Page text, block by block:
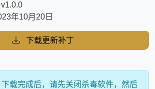
年10月20日
下载更新补丁
下载完成后，请先关闭杀毒软件，然后